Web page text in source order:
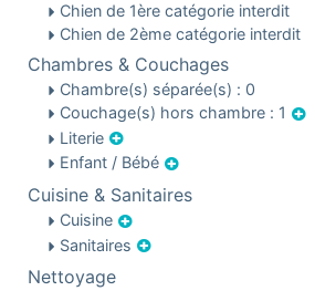
Chien de 1ère catégorie interdit
Chien de 2ème catégorie interdit
Chambres & Couchages
Chambre(s) séparée(s) : 0
Couchage(s) hors chambre : 1
Literie
Enfant / Bébé
Cuisine & Sanitaires
Cuisine
Sanitaires
Nettoyage